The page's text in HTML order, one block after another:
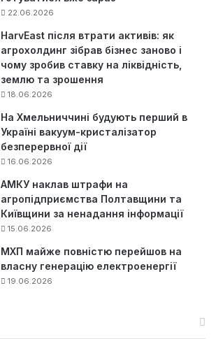
22.06.2026
HarvEast після втрати активів: як
агрохолдинг зібрав бізнес заново і
чому зробив ставку на ліквідність,
землю та зрошення
18.06.2026
На Хмельниччині будують перший в
Україні вакуум-кристалізатор
безперервної дії
16.06.2026
АМКУ наклав штрафи на
агропідприємства Полтавщини та
Київщини за ненадання інформації
15.06.2026
МХП майже повністю перейшов на
власну генерацію електроенергії
19.06.2026